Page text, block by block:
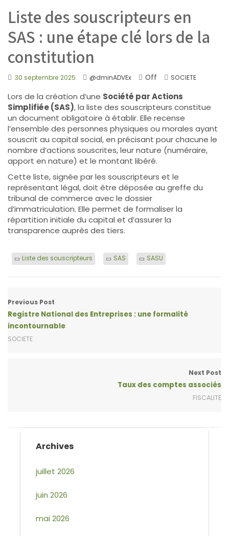
Liste des souscripteurs en
SAS : une étape clé lors de la
constitution
30 septembre 2025 @dminADVEx Off SOCIETE
Lors de la création d’une Société par Actions
Simplifiée (SAS), la liste des souscripteurs constitue
un document obligatoire à établir. Elle recense
l’ensemble des personnes physiques ou morales ayant
souscrit au capital social, en précisant pour chacune le
nombre d’actions souscrites, leur nature (numéraire,
apport en nature) et le montant libéré.
Cette liste, signée par les souscripteurs et le
représentant légal, doit être déposée au greffe du
tribunal de commerce avec le dossier
d’immatriculation. Elle permet de formaliser la
répartition initiale du capital et d’assurer la
transparence auprès des tiers.
Liste des souscripteurs SAS SASU
Previous Post
Registre National des Entreprises : une formalité
incontournable
SOCIETE
Next Post
Taux des comptes associés
FISCALITE
Archives
juillet 2026
juin 2026
mai 2026